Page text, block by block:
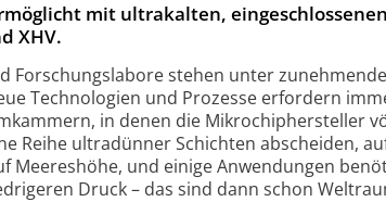
mit ultrakalten,
XHV.
For­schungs­labore stehen unter
Techno­logien und Pro­zesse er­for­dern
in denen die Mikro­chip­her­steller
Reihe ultra­dünner Schichten ab­scheiden,
Meeres­höhe, und einige An­wen­dungen
Druck – das sind dann schon